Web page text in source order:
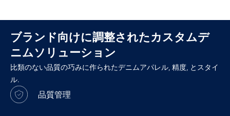
ブランド向けに調整されたカスタムデ
ニムソリューション
比類のない品質の巧みに作られたデニムアパレル, 精度, とスタイ
ル.
品質管理